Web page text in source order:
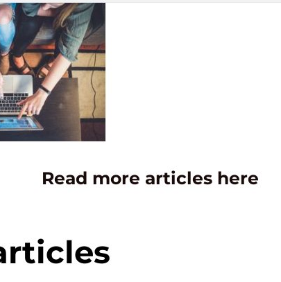
Read more articles here